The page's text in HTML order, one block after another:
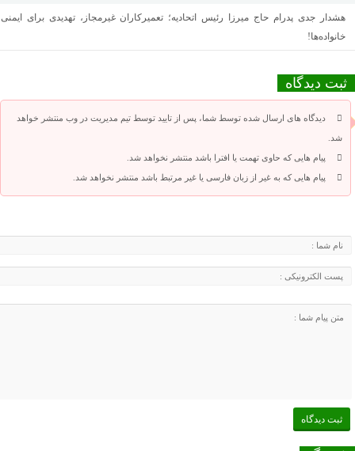
هشدار جدی پدرام حاج میرزا رئیس اتحادیه؛ تعمیرکاران غیرمجاز، تهدیدی برای ایمنی
خانواده‌ها!
ثبت دیدگاه
دیدگاه های ارسال شده توسط شما، پس از تایید توسط تیم مدیریت در وب منتشر خواهد
شد.
پیام هایی که حاوی تهمت یا افترا باشد منتشر نخواهد شد.
پیام هایی که به غیر از زبان فارسی یا غیر مرتبط باشد منتشر نخواهد شد.